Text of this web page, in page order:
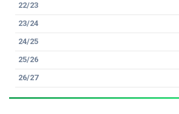
22/23
23/24
24/25
25/26
26/27